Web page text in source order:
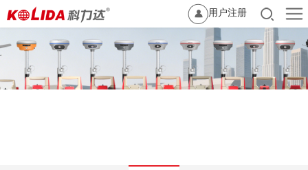
用户注册